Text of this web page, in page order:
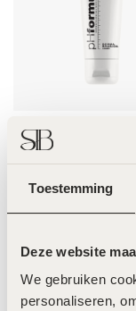
Toestemming
Deze website
We gebruiken
personaliseren,
pHformula
50ml
Magic in a Bottle –
Care Oil for